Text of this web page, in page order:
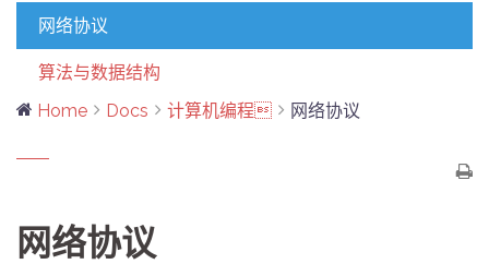
网络协议
算法与数据结构
Home
Docs 计算机编程 网络协议
网络协议